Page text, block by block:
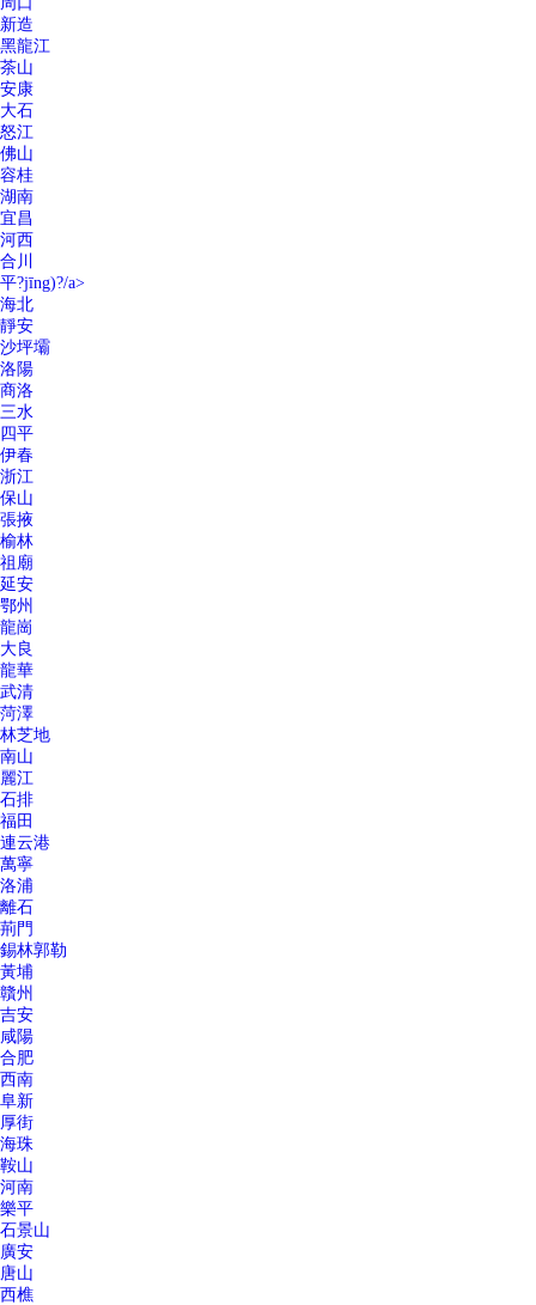
新造
黑龍江
茶山
安康
大石
怒江
佛山
容桂
湖南
宜昌
河西
合川
平?jīng)?/a>
海北
靜安
沙坪壩
洛陽
商洛
三水
四平
伊春
浙江
保山
張掖
榆林
祖廟
延安
鄂州
龍崗
大良
龍華
武清
菏澤
林芝地
南山
麗江
石排
福田
連云港
萬寧
洛浦
離石
荊門
錫林郭勒
黃埔
贛州
吉安
咸陽
合肥
西南
阜新
厚街
海珠
鞍山
河南
樂平
石景山
廣安
唐山
西樵